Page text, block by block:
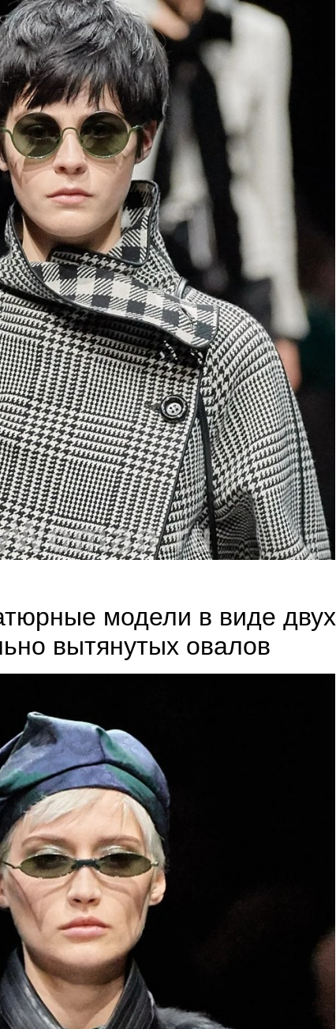
модели в виде двух
вытянутых овалов